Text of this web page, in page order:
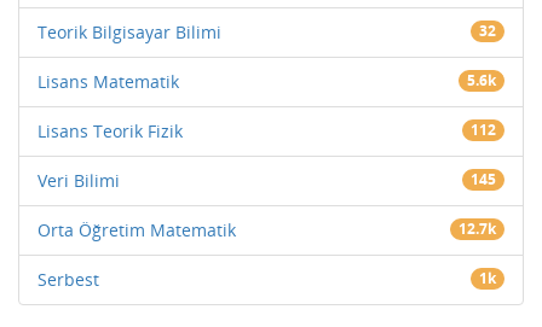
Teorik Bilgisayar Bilimi 32
Lisans Matematik 5.6k
Lisans Teorik Fizik 112
Veri Bilimi 145
Orta Öğretim Matematik 12.7k
Serbest 1k